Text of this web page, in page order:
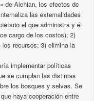
de Alchian, los efectos de
las externalidades
el que administra y él
cargo de los costos); 2)
los recursos; 3) elimina la
implementar políticas
se cumplan las distintas
los bosques y selvas. Se
haya cooperación entre